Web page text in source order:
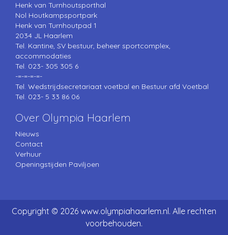
Henk van Turnhoutsporthal
Nol Houtkampsportpark
Henk van Turnhoutpad 1
2034 JL Haarlem
Tel. Kantine, SV bestuur, beheer sportcomplex,
accommodaties
Tel. 023- 305 305 6
-=-=-=-=-
Tel. Wedstrijdsecretariaat voetbal en Bestuur afd Voetbal
Tel. 023- 5 33 86 06
Over Olympia Haarlem
Nieuws
Contact
Verhuur
Openingstijden Paviljoen
Copyright © 2026 www.olympiahaarlem.nl. Alle rechten
voorbehouden.